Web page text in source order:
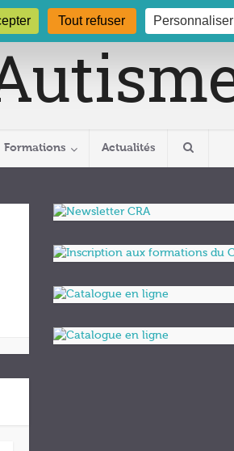
03 80 29 54 19
Formations Actualités
Tout refuser Personnaliser